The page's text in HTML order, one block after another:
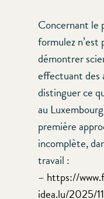
Concernant le
formulez n’est
démontrer
effectuant des
distinguer ce
au
première
incomplète,
travail :
– https://
idea.lu/2025/